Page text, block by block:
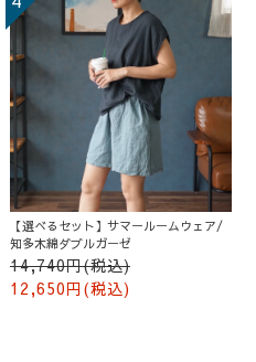
【選べるセット】サマールームウェア/
知多木綿ダブルガーゼ
14,740円(税込)
12,650円(税込)